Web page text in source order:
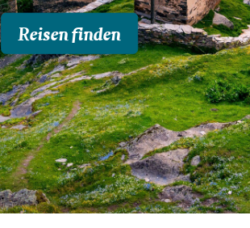
Montenegro
Reisen finden